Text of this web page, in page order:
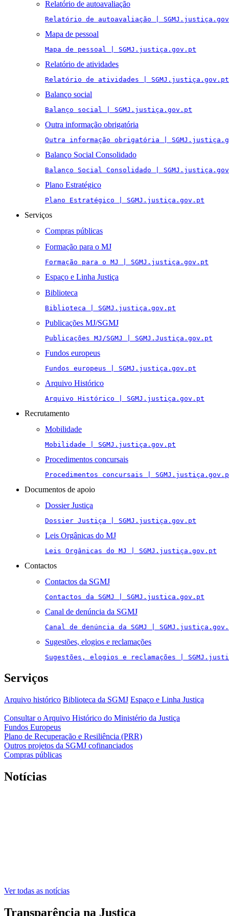
Relatório de autoavaliação
Relatório de autoavaliação |
Mapa de pessoal
Mapa de pessoal | SGMJ.justiça.gov.pt
Relatório de atividades
Relatório de atividades | SGMJ.justiça.gov.pt
Balanço social
Balanço social | SGMJ.justiça.gov.pt
Outra informação obrigatória
Outra informação obrigatória |
Balanço Social Consolidado
Balanço Social Consolidado |
Plano Estratégico
Plano Estratégico | SGMJ.justiça.gov.pt
Serviços
Compras públicas
Formação para o MJ
Formação para o MJ | SGMJ.justiça.gov.pt
Espaço e Linha Justiça
Biblioteca
Biblioteca | SGMJ.justiça.gov.pt
Publicações MJ/SGMJ
Publicações MJ/SGMJ | SGMJ.Justiça.gov.pt
Fundos europeus
Fundos europeus | SGMJ.justiça.gov.pt
Arquivo Histórico
Arquivo Histórico | SGMJ.justiça.gov.pt
Recrutamento
Mobilidade
Mobilidade | SGMJ.justiça.gov.pt
Procedimentos concursais
Procedimentos concursais |
Documentos de apoio
Dossier Justiça
Dossier Justiça | SGMJ.justiça.gov.pt
Leis Orgânicas do MJ
Leis Orgânicas do MJ | SGMJ.justiça.gov.pt
Contactos
Contactos da SGMJ
Contactos da SGMJ | SGMJ.justica.gov.pt
Canal de denúncia da SGMJ
Canal de denúncia da SGMJ |
Sugestões, elogios e reclamações
Sugestões, elogios e reclamações |
Serviços
Arquivo histórico Biblioteca da SGMJ Espaço e Linha Justiça
Consultar o Arquivo Histórico do Ministério da Justiça
Fundos Europeus
Plano de Recuperação e Resiliência (PRR)
Outros projetos da SGMJ cofinanciados
Compras públicas
Notícias
Ver todas as notícias
Transparência na Justiça